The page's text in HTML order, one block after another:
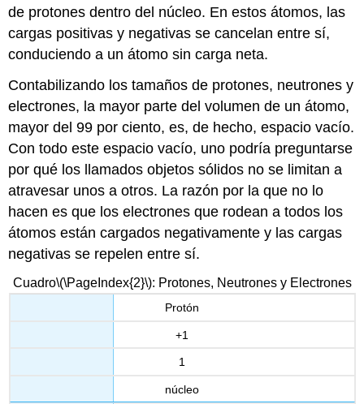
de protones dentro del núcleo. En estos átomos, las
cargas positivas y negativas se cancelan entre sí,
conduciendo a un átomo sin carga neta.
Contabilizando los tamaños de protones, neutrones y
electrones, la mayor parte del volumen de un átomo,
mayor del 99 por ciento, es, de hecho, espacio vacío.
Con todo este espacio vacío, uno podría preguntarse
por qué los llamados objetos sólidos no se limitan a
atravesar unos a otros. La razón por la que no lo
hacen es que los electrones que rodean a todos los
átomos están cargados negativamente y las cargas
negativas se repelen entre sí.
Cuadro\(\PageIndex{2}\): Protones, Neutrones y Electrones
Protón
+1
1
núcleo